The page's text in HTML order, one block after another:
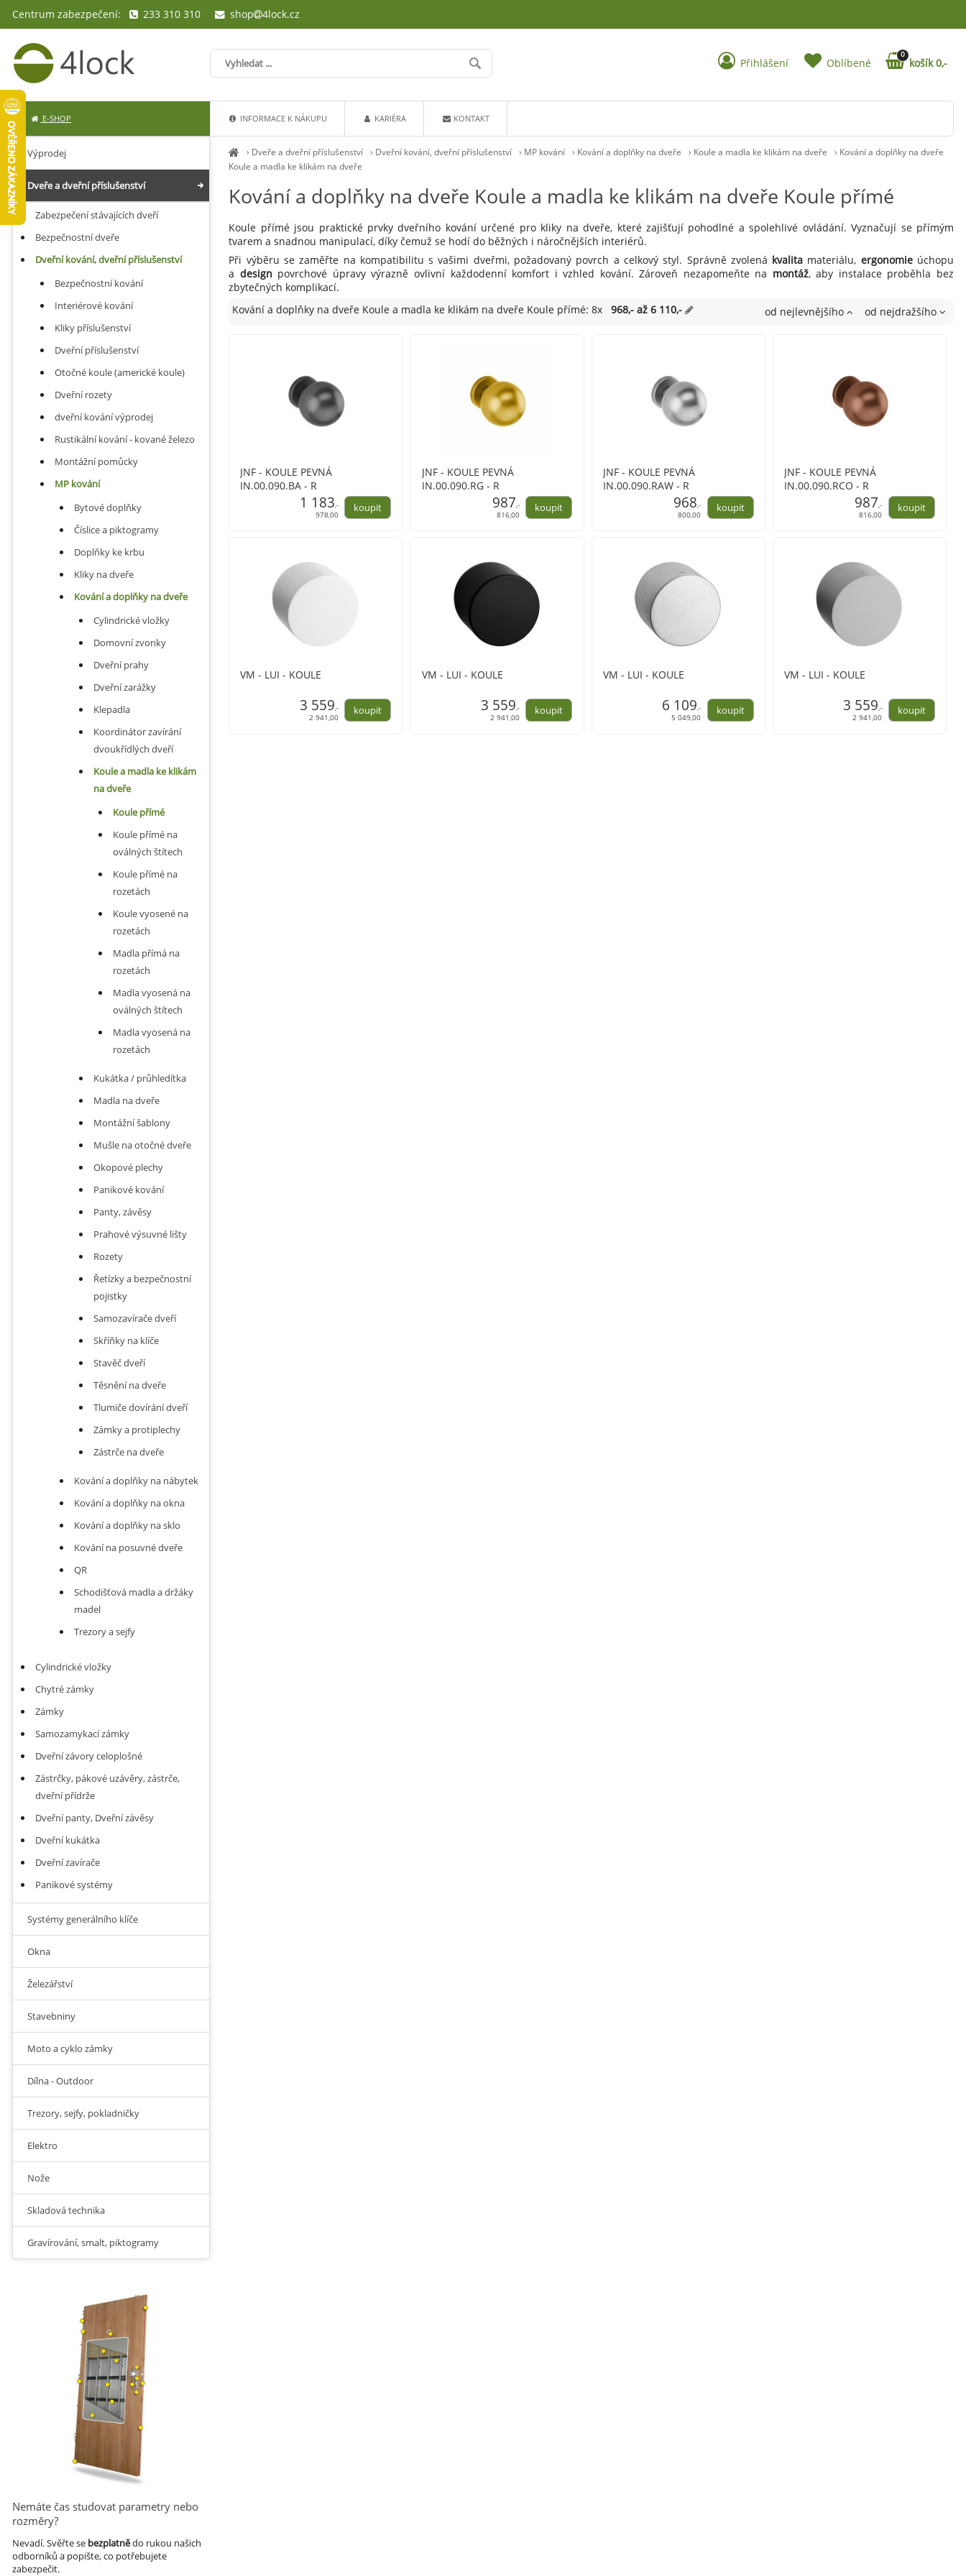
› Dveře a dveřní příslušenství › Dveřní kování, dveřní příslušenství › MP kování › Kování a doplňky na dveře › Koule a madla ke klikám na dveře › Kování a doplňky na dveře
Koule a madla ke klikám na dveře
Kování a doplňky na dveře Koule a madla ke klikám na dveře Koule přímé
Koule přímé jsou praktické prvky dveřního kování určené pro kliky na dveře, které zajišťují pohodlné a spolehlivé ovládání. Vyznačují se přímým
tvarem a snadnou manipulací, díky čemuž se hodí do běžných i náročnějších interiérů.
Při výběru se zaměřte na kompatibilitu s vašimi dveřmi, požadovaný povrch a celkový styl. Správně zvolená kvalita materiálu, ergonomieúchopu
a design povrchové úpravy výrazně ovlivní každodenní komfort i vzhled kování. Zároveň nezapomeňte na montáž, aby instalace proběhla bez
zbytečných komplikací.
od nejlevnějšího
od nejdražšího
Kování a doplňky na dveře Koule a madla ke klikám na dveře Koule přímé: 8x 968,- až 6 110,-
JNF - KOULE PEVNÁ
IN.00.090.BA - R
1 183,-
978,00
JNF - KOULE PEVNÁ
IN.00.090.RG - R
987,-
816,00
JNF - KOULE PEVNÁ
IN.00.090.RAW - R
968,-
800,00
JNF - KOULE PEVNÁ
IN.00.090.RCO - R
987,-
816,00
VM - LUI - KOULE
3 559,-
2 941,00
VM - LUI - KOULE
3 559,-
2 941,00
VM - LUI - KOULE
6 109,-
5 049,00
VM - LUI - KOULE
3 559,-
2 941,00
Výprodej
Dveře a dveřní příslušenství
Zabezpečení stávajících dveří
Bezpečnostní dveře
Dveřní kování, dveřní příslušenství
Bezpečnostní kování
Interiérové kování
Kliky příslušenství
Dveřní příslušenství
Otočné koule (americké koule)
Dveřní rozety
dveřní kování výprodej
Rustikální kování - kované železo
Montážní pomůcky
MP kování
Bytové doplňky
Číslice a piktogramy
Doplňky ke krbu
Kliky na dveře
Kování a doplňky na dveře
Cylindrické vložky
Domovní zvonky
Dveřní prahy
Dveřní zarážky
Klepadla
Koordinátor zavírání
dvoukřídlých dveří
Koule a madla ke klikám
na dveře
Koule přímé
Koule přímé na
oválných štítech
Koule přímé na
rozetách
Koule vyosené na
rozetách
Madla přímá na
rozetách
Madla vyosená na
oválných štítech
Madla vyosená na
rozetách
Kukátka / průhledítka
Madla na dveře
Montážní šablony
Mušle na otočné dveře
Okopové plechy
Panikové kování
Panty, závěsy
Prahové výsuvné lišty
Rozety
Řetízky a bezpečnostní
pojistky
Samozavírače dveří
Skříňky na klíče
Stavěč dveří
Těsnění na dveře
Tlumiče dovírání dveří
Zámky a protiplechy
Zástrče na dveře
Kování a doplňky na nábytek
Kování a doplňky na okna
Kování a doplňky na sklo
Kování na posuvné dveře
QR
Schodišťová madla a držáky
madel
Trezory a sejfy
Cylindrické vložky
Chytré zámky
Zámky
Samozamykací zámky
Dveřní závory celoplošné
Zástrčky, pákové uzávěry, zástrče,
dveřní přídrže
Dveřní panty, Dveřní závěsy
Dveřní kukátka
Dveřní zavírače
Panikové systémy
Systémy generálního klíče
Okna
Železářství
Stavebniny
Moto a cyklo zámky
Dílna - Outdoor
Trezory, sejfy, pokladničky
Elektro
Nože
Skladová technika
Gravírování, smalt, piktogramy
Nemáte čas studovat parametry nebo
rozměry?
Nevadí.Svěřte se bezplatnědo rukou našich
odborníků a popište, co potřebujete
zabezpečit.
E-SHOP INFORMACE K NÁKUPU KARIÉRA KONTAKT
Přihlášení Oblíbené
0
košík 0,-
Centrum zabezpečení: 233 310 310 shop 4lock.cz